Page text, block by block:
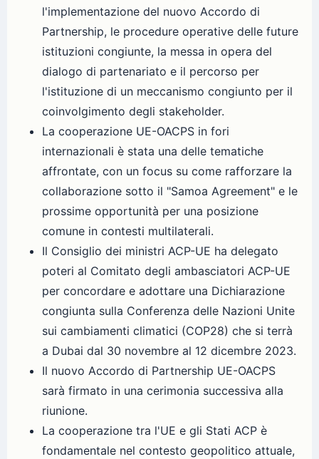
l'implementazione del nuovo Accordo di
Partnership, le procedure operative delle future
istituzioni congiunte, la messa in opera del
dialogo di partenariato e il percorso per
l'istituzione di un meccanismo congiunto per il
coinvolgimento degli stakeholder.
La cooperazione UE-OACPS in fori
internazionali è stata una delle tematiche
affrontate, con un focus su come rafforzare la
collaborazione sotto il "Samoa Agreement" e le
prossime opportunità per una posizione
comune in contesti multilaterali.
Il Consiglio dei ministri ACP-UE ha delegato
poteri al Comitato degli ambasciatori ACP-UE
per concordare e adottare una Dichiarazione
congiunta sulla Conferenza delle Nazioni Unite
sui cambiamenti climatici (COP28) che si terrà
a Dubai dal 30 novembre al 12 dicembre 2023.
Il nuovo Accordo di Partnership UE-OACPS
sarà firmato in una cerimonia successiva alla
riunione.
La cooperazione tra l'UE e gli Stati ACP è
fondamentale nel contesto geopolitico attuale,